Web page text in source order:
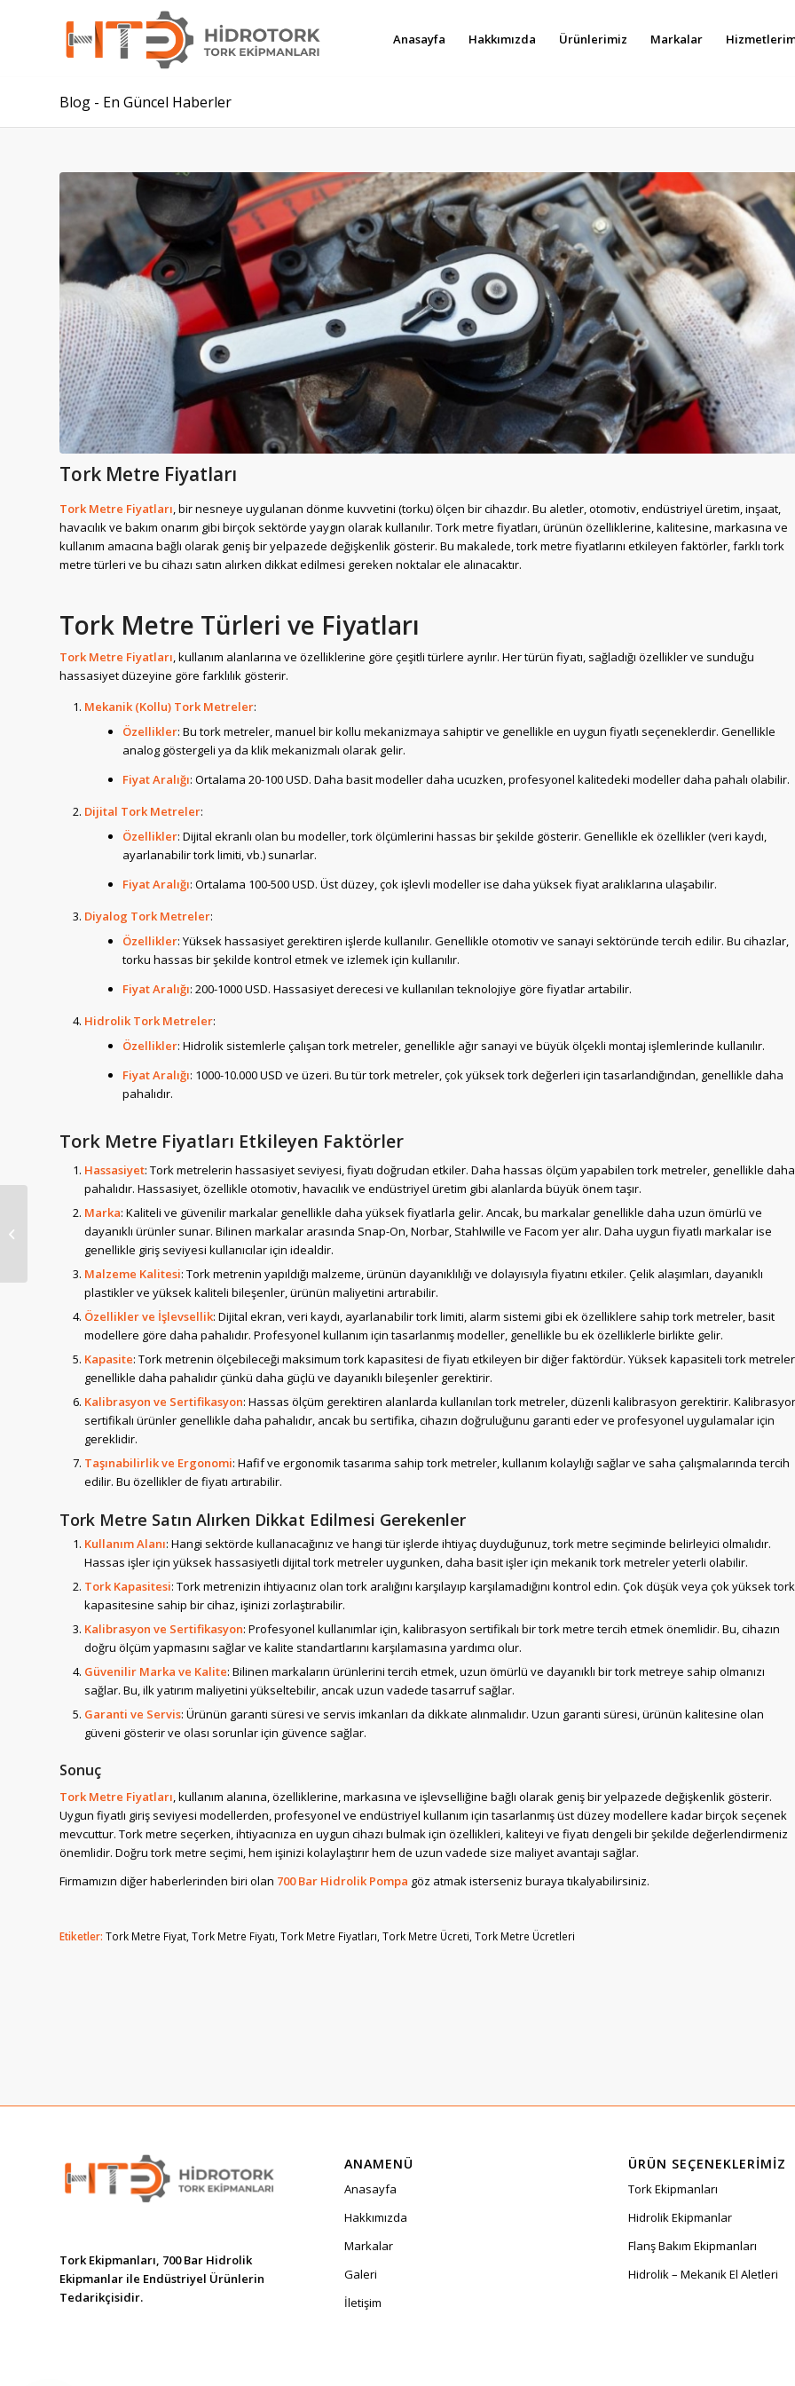
Anasayfa Hakkımızda Ürünlerimiz Markalar
Blog - En Güncel Haberler
Tork Metre Fiyatları
Tork Metre Fiyatları , bir nesneye uygulanan dönme kuvvetini (torku) ölçen bir cihazdır. Bu aletler, otomotiv, endüstriyel üretim, inşaat,
havacılık ve bakım onarım gibi birçok sektörde yaygın olarak kullanılır. Tork metre fiyatları, ürünün özelliklerine, kalitesine, markasına ve
kullanım amacına bağlı olarak geniş bir yelpazede değişkenlik gösterir. Bu makalede, tork metre fiyatlarını etkileyen faktörler, farklı tork
metre türleri ve bu cihazı satın alırken dikkat edilmesi gereken noktalar ele alınacaktır.
Tork Metre Türleri ve Fiyatları
Tork Metre Fiyatları , kullanım alanlarına ve özelliklerine göre çeşitli türlere ayrılır. Her türün fiyatı, sağladığı özellikler ve sunduğu
hassasiyet düzeyine göre farklılık gösterir.
Mekanik (Kollu) Tork Metreler:
Özellikler: Bu tork metreler, manuel bir kollu mekanizmaya sahiptir ve genellikle en uygun fiyatlı seçeneklerdir. Genellikle
analog göstergeli ya da klik mekanizmalı olarak gelir.
Fiyat Aralığı: Ortalama 20-100 USD. Daha basit modeller daha ucuzken, profesyonel kalitedeki modeller daha pahalı olabilir.
Dijital Tork Metreler:
Özellikler: Dijital ekranlı olan bu modeller, tork ölçümlerini hassas bir şekilde gösterir. Genellikle ek özellikler (veri kaydı,
ayarlanabilir tork limiti, vb.) sunarlar.
Fiyat Aralığı: Ortalama 100-500 USD. Üst düzey, çok işlevli modeller ise daha yüksek fiyat aralıklarına ulaşabilir.
Diyalog Tork Metreler:
Özellikler: Yüksek hassasiyet gerektiren işlerde kullanılır. Genellikle otomotiv ve sanayi sektöründe tercih edilir. Bu cihazlar,
torku hassas bir şekilde kontrol etmek ve izlemek için kullanılır.
Fiyat Aralığı: 200-1000 USD. Hassasiyet derecesi ve kullanılan teknolojiye göre fiyatlar artabilir.
Hidrolik Tork Metreler:
Özellikler: Hidrolik sistemlerle çalışan tork metreler, genellikle ağır sanayi ve büyük ölçekli montaj işlemlerinde kullanılır.
Fiyat Aralığı: 1000-10.000 USD ve üzeri. Bu tür tork metreler, çok yüksek tork değerleri için tasarlandığından, genellikle daha
pahalıdır.
Tork Metre Fiyatları Etkileyen Faktörler
Hassasiyet: Tork metrelerin hassasiyet seviyesi, fiyatı doğrudan etkiler. Daha hassas ölçüm yapabilen tork metreler, genellikle daha
pahalıdır. Hassasiyet, özellikle otomotiv, havacılık ve endüstriyel üretim gibi alanlarda büyük önem taşır.
Marka: Kaliteli ve güvenilir markalar genellikle daha yüksek fiyatlarla gelir. Ancak, bu markalar genellikle daha uzun ömürlü ve
dayanıklı ürünler sunar. Bilinen markalar arasında Snap-On, Norbar, Stahlwille ve Facom yer alır. Daha uygun fiyatlı markalar ise
genellikle giriş seviyesi kullanıcılar için idealdir.
Malzeme Kalitesi: Tork metrenin yapıldığı malzeme, ürünün dayanıklılığı ve dolayısıyla fiyatını etkiler. Çelik alaşımları, dayanıklı
plastikler ve yüksek kaliteli bileşenler, ürünün maliyetini artırabilir.
Özellikler ve İşlevsellik: Dijital ekran, veri kaydı, ayarlanabilir tork limiti, alarm sistemi gibi ek özelliklere sahip tork metreler, basit
modellere göre daha pahalıdır. Profesyonel kullanım için tasarlanmış modeller, genellikle bu ek özelliklerle birlikte gelir.
Kapasite: Tork metrenin ölçebileceği maksimum tork kapasitesi de fiyatı etkileyen bir diğer faktördür. Yüksek kapasiteli tork
genellikle daha pahalıdır çünkü daha güçlü ve dayanıklı bileşenler gerektirir.
Kalibrasyon ve Sertifikasyon: Hassas ölçüm gerektiren alanlarda kullanılan tork metreler, düzenli kalibrasyon gerektirir.
sertifikalı ürünler genellikle daha pahalıdır, ancak bu sertifika, cihazın doğruluğunu garanti eder ve profesyonel uygulamalar için
gereklidir.
Taşınabilirlik ve Ergonomi: Hafif ve ergonomik tasarıma sahip tork metreler, kullanım kolaylığı sağlar ve saha çalışmalarında tercih
edilir. Bu özellikler de fiyatı artırabilir.
Tork Metre Satın Alırken Dikkat Edilmesi Gerekenler
Kullanım Alanı: Hangi sektörde kullanacağınız ve hangi tür işlerde ihtiyaç duyduğunuz, tork metre seçiminde belirleyici olmalıdır.
Hassas işler için yüksek hassasiyetli dijital tork metreler uygunken, daha basit işler için mekanik tork metreler yeterli olabilir.
Tork Kapasitesi: Tork metrenizin ihtiyacınız olan tork aralığını karşılayıp karşılamadığını kontrol edin. Çok düşük veya çok yüksek tork
kapasitesine sahip bir cihaz, işinizi zorlaştırabilir.
Kalibrasyon ve Sertifikasyon: Profesyonel kullanımlar için, kalibrasyon sertifikalı bir tork metre tercih etmek önemlidir. Bu, cihazın
doğru ölçüm yapmasını sağlar ve kalite standartlarını karşılamasına yardımcı olur.
Güvenilir Marka ve Kalite: Bilinen markaların ürünlerini tercih etmek, uzun ömürlü ve dayanıklı bir tork metreye sahip olmanızı
sağlar. Bu, ilk yatırım maliyetini yükseltebilir, ancak uzun vadede tasarruf sağlar.
Garanti ve Servis: Ürünün garanti süresi ve servis imkanları da dikkate alınmalıdır. Uzun garanti süresi, ürünün kalitesine olan
güveni gösterir ve olası sorunlar için güvence sağlar.
Sonuç
Tork Metre Fiyatları, kullanım alanına, özelliklerine, markasına ve işlevselliğine bağlı olarak geniş bir yelpazede değişkenlik gösterir.
Uygun fiyatlı giriş seviyesi modellerden, profesyonel ve endüstriyel kullanım için tasarlanmış üst düzey modellere kadar birçok seçenek
mevcuttur. Tork metre seçerken, ihtiyacınıza en uygun cihazı bulmak için özellikleri, kaliteyi ve fiyatı dengeli bir şekilde değerlendirmeniz
önemlidir. Doğru tork metre seçimi, hem işinizi kolaylaştırır hem de uzun vadede size maliyet avantajı sağlar.
Firmamızın diğer haberlerinden biri olan 700 Bar Hidrolik Pompa göz atmak isterseniz buraya tıkalyabilirsiniz.
Etiketler: Tork Metre Fiyat Tork Metre Fiyatı Tork Metre Fiyatları Tork Metre Ücreti Tork Metre Ücretleri
Tork Ekipmanları, 700 Bar Hidrolik
Ekipmanlar ile Endüstriyel Ürünlerin
Tedarikçisidir.
ANAMENÜ
Anasayfa
Hakkımızda
Markalar
Galeri
İletişim
ÜRÜN SEÇENEKLERIMIZ
Tork Ekipmanları
Hidrolik Ekipmanlar
Flanş Bakım Ekipmanları
Hidrolik – Mekanik El Aletleri
700 Bar Hidrolik Pompa